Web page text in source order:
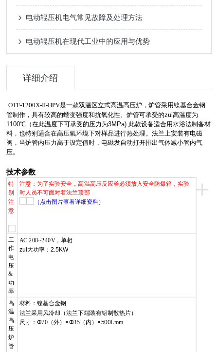
电动辊压机电气常见故障及处理方法
电动辊压机在现代工业中的应用与优势
详细介绍
OTF-1200X-II-HPV是一款双温区立式高温高压炉，炉管采用镍基合金钢
管制作，具有较高的蠕变强度和抗氧化性。炉管可承受的zui高温度为
1100℃（在此温度下可承受的压力为3MPa).此款设备适合用水浴法制备材
料，也特别适合在高压氧环境下对样品进行热处理。法兰上安装有电磁
阀，当炉管内压力高于设定值时，电磁发自动打开排出气体减小管内气
压。
技术参数
+
特
别
注
意
注意：为了实验安全，高温高压反应釜必须放入安全防爆箱，实验
时人员不可面对着法兰顶部
（点击图片查看详细资料）
工
作
电
压
&
功
率
AC 208~240V，单相
zui大功率：2.5KW
高
温
高
压
炉
管
材料：镍基合金钢
法兰采用风冷却（法兰下端装有铝制散热片）
尺寸：Φ70 （外）×Φ35 （内）×500Lmm